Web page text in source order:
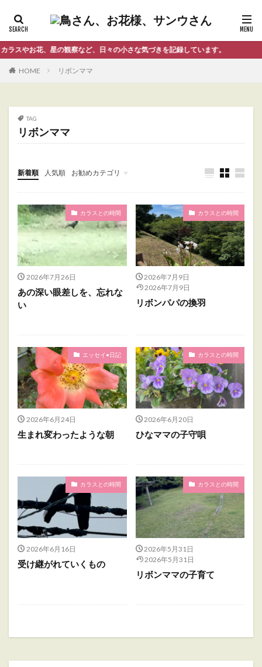
スやお花、星の観察など、日々の小さな気づきを記録しています。
HOME リボンママ
TAG
リボンママ
新着順 人気順 お勧めカテゴリ
Uncategorized
カラスとの時間
2026年7月26日
あの深い眼差しを、忘れな
い
カラスとの時間
2026年7月9日
2026年7月9日
リボンパパの換羽
エッセイ•日記
2026年6月24日
生まれ変わったような朝
カラスとの時間
2026年6月20日
ひなママの子守唄
カラスとの時間
2026年6月16日
受け継がれていくもの
カラスとの時間
2026年5月31日
2026年5月31日
リボンママの子育て